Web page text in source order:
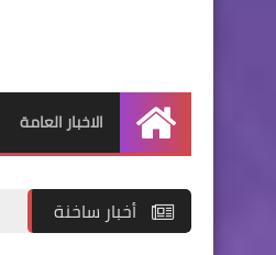
الرئيسية
الاخبار العامة
أخبار ساخنة